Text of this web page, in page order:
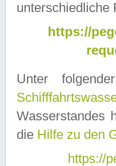
unterschiedliche
https://
Unter
Wasserstandes
die Hilfe zu den
https://